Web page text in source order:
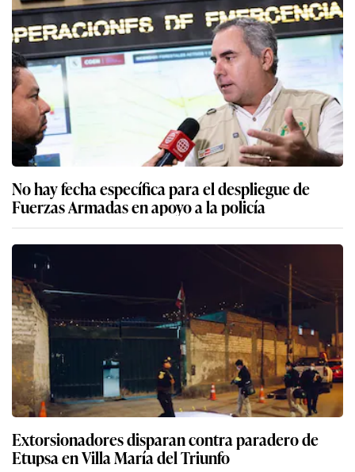
No hay fecha específica para el despliegue de
Fuerzas Armadas en apoyo a la policía
Extorsionadores disparan contra paradero de
Etupsa en Villa María del Triunfo